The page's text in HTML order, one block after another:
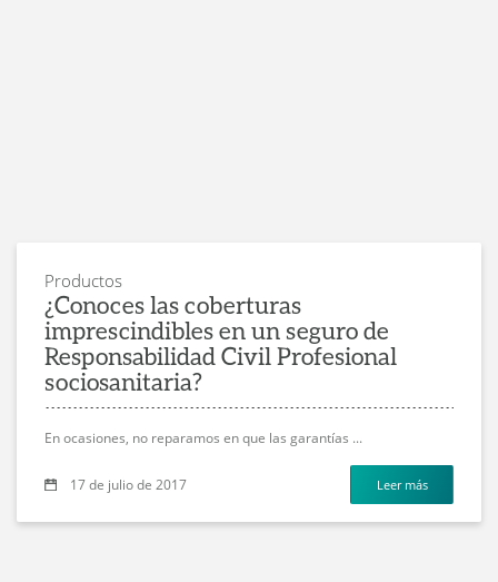
Productos
¿Conoces las coberturas
imprescindibles en un seguro de
Responsabilidad Civil Profesional
sociosanitaria?
En ocasiones, no reparamos en que las garantías ...
17 de julio de 2017 Leer más